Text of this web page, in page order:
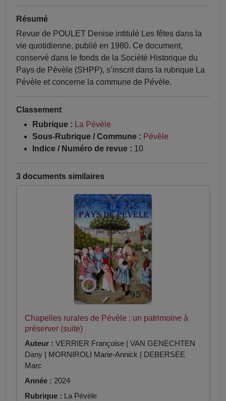
Résumé
Revue de POULET Denise intitulé Les fêtes dans la
vie quotidienne, publié en 1980. Ce document,
conservé dans le fonds de la Société Historique du
Pays de Pévèle (SHPP), s’inscrit dans la rubrique La
Pévèle et concerne la commune de Pévèle.
Classement
Rubrique : La Pévèle
Sous-Rubrique / Commune : Pévèle
Indice / Numéro de revue : 10
3 documents similaires
Chapelles rurales de Pévèle : un patrimoine à
préserver (suite)
Auteur : VERRIER Françoise | VAN GENECHTEN
Dany | MORNIROLI Marie-Annick | DEBERSÉE
Marc
Année : 2024
Rubrique : La Pévèle